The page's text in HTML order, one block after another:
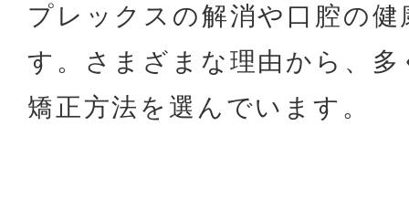
プレックスの解消や口腔の
す。さまざまな理由から、
矯正方法を選んでいます。